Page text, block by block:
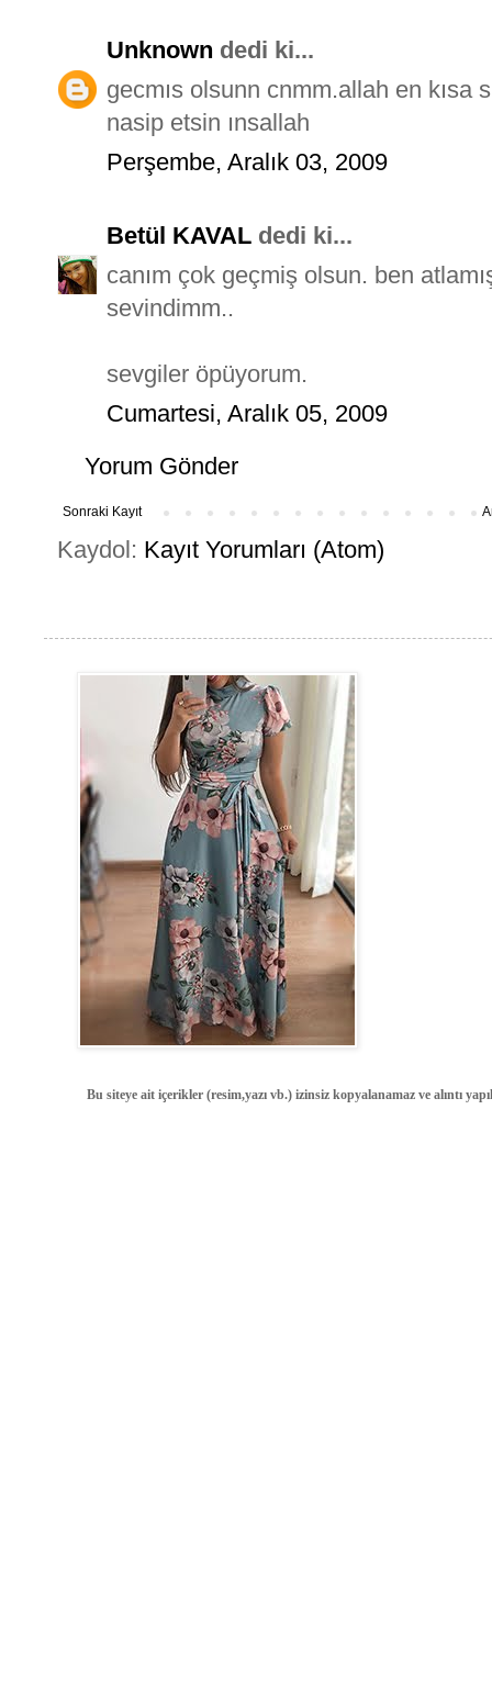
Unknown dedi ki...
gecmıs olsunn cnmm.allah en kısa
nasip etsin ınsallah
Perşembe, Aralık 03, 2009
Betül KAVAL dedi ki...
canım çok geçmiş olsun. ben
sevindimm..
sevgiler öpüyorum.
Cumartesi, Aralık 05, 2009
Yorum Gönder
Sonraki Kayıt
Kaydol: Kayıt Yorumları (Atom)
Bu siteye ait içerikler (resim,yazı vb.) izinsiz kopyalanamaz ve alıntı